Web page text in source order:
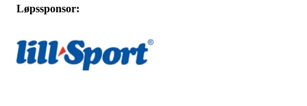
Løpssponsor: